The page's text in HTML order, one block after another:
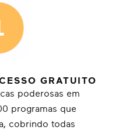
GRATUITO
poderosas em
programas que
cobrindo todas